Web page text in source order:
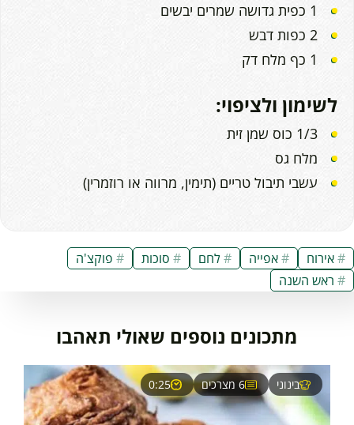
1 כפית גדושה שמרים יבשים
2 כפות דבש
1 כף מלח דק
לשימון ולציפוי:
1/3 כוס שמן זית
מלח גס
עשבי תיבול טריים (תימין, מרווה או רוזמרין)
אירוח אפייה לחם סוכות
פוקצ'ה
ראש השנה
מתכונים נוספים שאולי תאהבו
בינוני 6 מצרכים 0:25